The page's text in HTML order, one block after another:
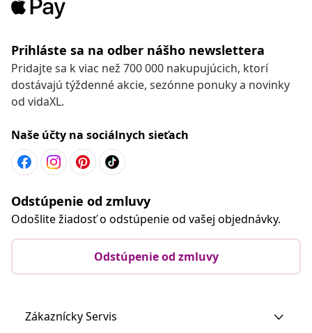
Prihláste sa na odber nášho newslettera
Pridajte sa k viac než 700 000 nakupujúcich, ktorí
dostávajú týždenné akcie, sezónne ponuky a novinky
od vidaXL.
Naše účty na sociálnych sieťach
Odstúpenie od zmluvy
Odošlite žiadosť o odstúpenie od vašej objednávky.
Odstúpenie od zmluvy
Zákaznícky Servis